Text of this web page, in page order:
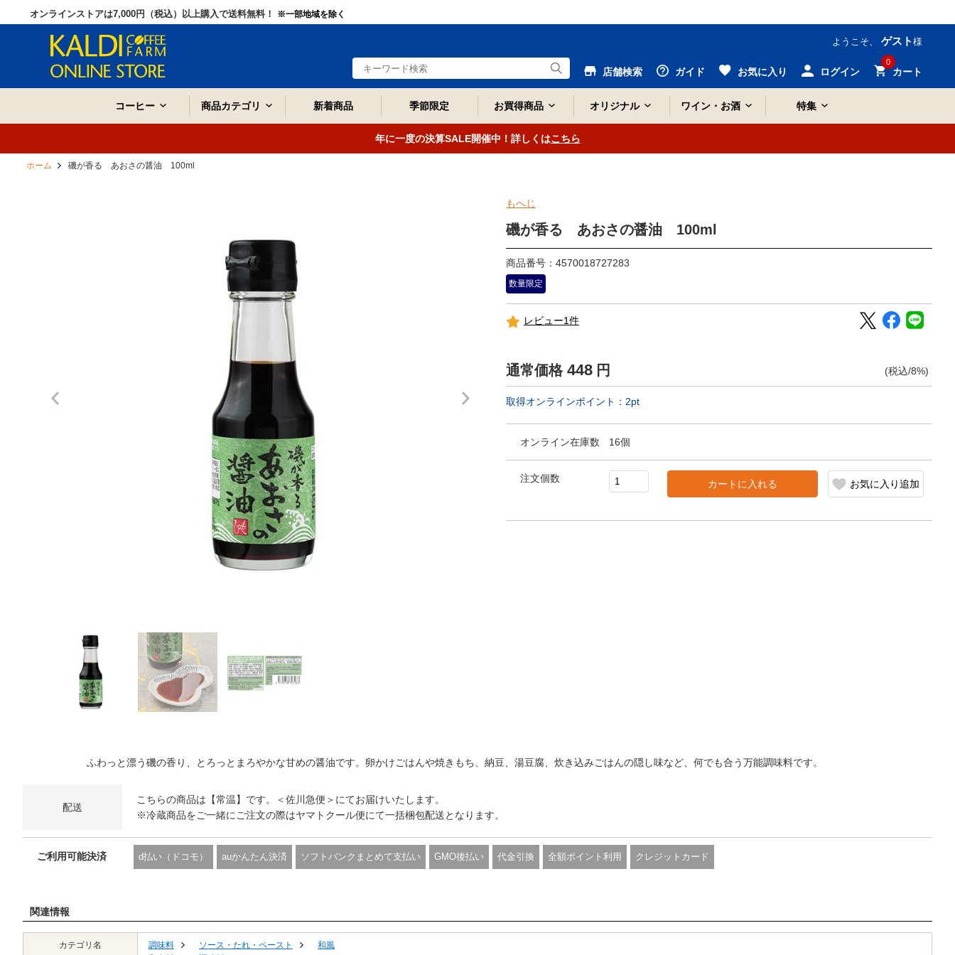
オンラインストアは7,000円（税込）以上購入で送料無料！ ※一部地域を除く
ようこそ、 ゲスト 様
店舗検索 ガイド お気に入り ログイン
0
カート
コーヒー 商品カテゴリ 新着商品 季節限定 お買得商品 オリジナル ワイン・お酒 特集
年に一度の決算SALE開催中！詳しくはこちら
ホーム 磯が香る あおさの醤油 100ml
もへじ
磯が香る あおさの醤油 100ml
商品番号：4570018727283
数量限定
レビュー1件
通常価格 448 円 (税込/8%)
取得オンラインポイント： 2pt
オンライン在庫数 16個
注文個数
カートに入れる お気に入り追加
ふわっと漂う磯の香り、とろっとまろやかな甘めの醤油です。卵かけごはんや焼きもち、納豆、湯豆腐、炊き込みごはんの隠し味など、何でも合う万能調味料です。
配送
こちらの商品は【常温】です。＜佐川急便＞にてお届けいたします。
※冷蔵商品をご一緒にご注文の際はヤマトクール便にて一括梱包配送となります。
ご利用可能決済 d払い（ドコモ） auかんたん決済 ソフトバンクまとめて支払い GMO後払い 代金引換 全額ポイント利用 クレジットカード
関連情報
カテゴリ名 調味料 ソース・たれ・ペースト
和風